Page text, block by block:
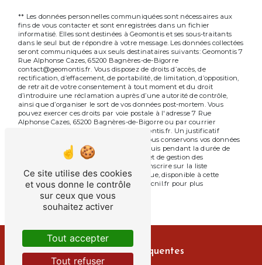
** Les données personnelles communiquées sont nécessaires aux
fins de vous contacter et sont enregistrées dans un fichier
informatisé. Elles sont destinées à Geomontis et ses sous-traitants
dans le seul but de répondre à votre message. Les données collectées
seront communiquées aux seuls destinataires suivants: Geomontis 7
Rue Alphonse Cazes, 65200 Bagnères-de-Bigorre
contact@geomontis.fr. Vous disposez de droits d’accès, de
rectification, d’effacement, de portabilité, de limitation, d’opposition,
de retrait de votre consentement à tout moment et du droit
d’introduire une réclamation auprès d’une autorité de contrôle,
ainsi que d’organiser le sort de vos données post-mortem. Vous
pouvez exercer ces droits par voie postale à l'adresse 7 Rue
Alphonse Cazes, 65200 Bagnères-de-Bigorre ou par courrier
électronique à l'adresse contact@geomontis.fr. Un justificatif
d'identité pourra vous être demandé. Nous conservons vos données
pendant la période de prise de contact puis pendant la durée de
prescription légale aux fins probatoires et de gestion des
contentieux. Vous avez le droit de vous inscrire sur la liste
d'opposition au démarchage téléphonique, disponible à cette
adresse:
Bloctel.gouv.fr. Consultez le site cnil.fr pour plus
d’informations sur vos droits.
Recherches fréquentes
Ce site utilise des cookies
et vous donne le contrôle
sur ceux que vous
souhaitez activer
Tout accepter
Tout refuser